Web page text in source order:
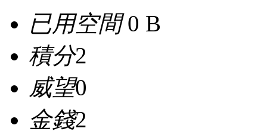
已用空間0 B
積分2
威望0
金錢2